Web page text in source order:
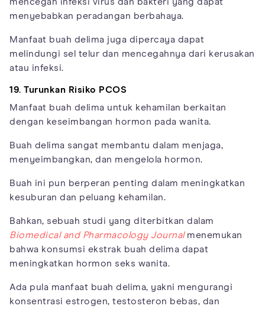
menyebabkan peradangan berbahaya.
Manfaat buah delima juga dipercaya dapat
melindungi sel telur dan mencegahnya dari kerusakan
atau infeksi.
19. Turunkan Risiko PCOS
Manfaat buah delima untuk kehamilan berkaitan
dengan keseimbangan hormon pada wanita.
Buah delima sangat membantu dalam menjaga,
menyeimbangkan, dan mengelola hormon.
Buah ini pun berperan penting dalam meningkatkan
kesuburan dan peluang kehamilan.
Bahkan, sebuah studi yang diterbitkan dalam
Biomedical and Pharmacology Journalmenemukan
bahwa konsumsi ekstrak buah delima dapat
meningkatkan hormon seks wanita.
Ada pula manfaat buah delima, yakni mengurangi
konsentrasi estrogen, testosteron bebas, dan